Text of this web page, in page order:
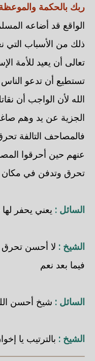
ربك بالحكمة
الواقع قد أضاعه
ذلك من الأسباب التي
تعالى أن يعيد للأمة
تستطيع أن تدعو
الله لأن الواجب أن
الجزية عن يد وهم
فالمصاحف التالفة
عنهم حين أحرقوا
تحرق وتدفن في
السائل : يعني يحفر
الشيخ : لا أحسن تحرق
فيما بعد نعم
السائل : شيخ أحسن
الشيخ : بالترتيب يا